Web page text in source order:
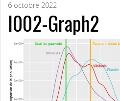
6 octobre 2022
I002-Graph2